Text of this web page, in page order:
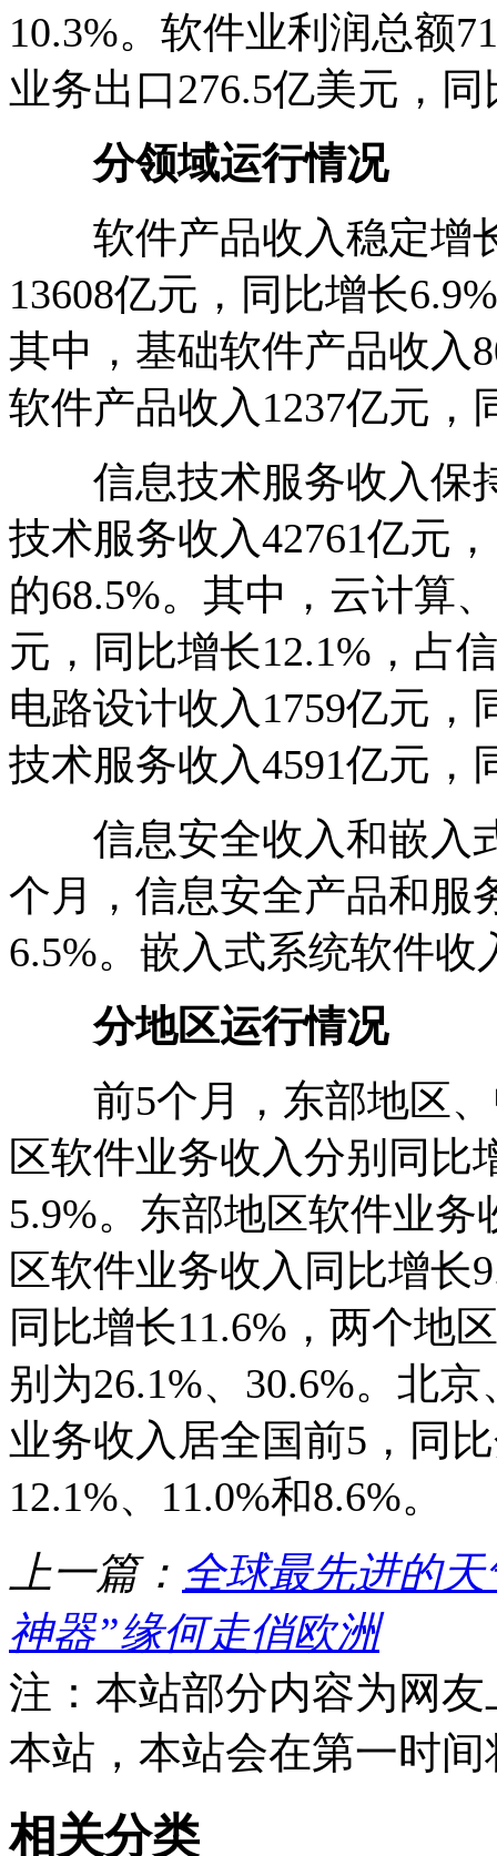
10.3%。软件业利润总额
业务出口276.5亿美元，
分领域运行情况
软件产品收入稳定增
13608亿元，同比增长
其中，基础软件产品收入
软件产品收入1237亿元，
信息技术服务收入保
技术服务收入42761亿元
的68.5%。其中，云计算
元，同比增长12.1%，占
电路设计收入1759亿元，
技术服务收入4591亿元，
信息安全收入和嵌入
个月，信息安全产品和服
6.5%。嵌入式系统软件收
分地区运行情况
前5个月，东部地区、
区软件业务收入分别同比
5.9%。东部地区软件业
区软件业务收入同比增长
同比增长11.6%，两个地
别为26.1%、30.6%。北
业务收入居全国前5，同
12.1%、11.0%和8.6%。
上一篇： 全球最先进的
神器”缘何走俏欧洲
注：本站部分内容为网
本站，本站会在第一时
相关分类